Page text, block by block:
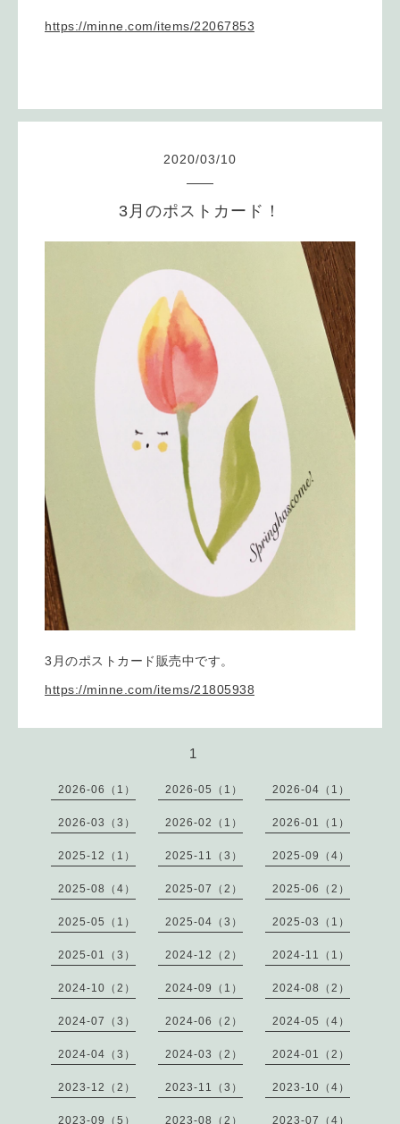
https://minne.com/items/22067853
2020/03/10
3月のポストカード！
3月のポストカード販売中です。
https://minne.com/items/21805938
1
2026-06（1） 2026-05（1） 2026-04（1）
2026-03（3） 2026-02（1） 2026-01（1）
2025-12（1） 2025-11（3） 2025-09（4）
2025-08（4） 2025-07（2） 2025-06（2）
2025-05（1） 2025-04（3） 2025-03（1）
2025-01（3） 2024-12（2） 2024-11（1）
2024-10（2） 2024-09（1） 2024-08（2）
2024-07（3） 2024-06（2） 2024-05（4）
2024-04（3） 2024-03（2） 2024-01（2）
2023-12（2） 2023-11（3） 2023-10（4）
2023-09（5） 2023-08（2） 2023-07（4）